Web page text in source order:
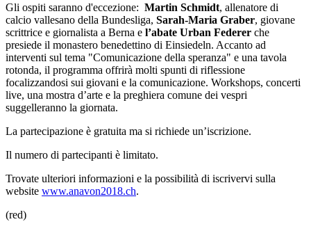
Gli ospiti saranno d'eccezione: Martin Schmidt, allenatore di
calcio vallesano della Bundesliga, Sarah-Maria Graber, giovane
scrittrice e giornalista a Berna e l’abate Urban Federer che
presiede il monastero benedettino di Einsiedeln. Accanto ad
interventi sul tema "Comunicazione della speranza" e una tavola
rotonda, il programma offrirà molti spunti di riflessione
focalizzandosi sui giovani e la comunicazione. Workshops, concerti
live, una mostra d’arte e la preghiera comune dei vespri
suggelleranno la giornata.
La partecipazione è gratuita ma si richiede un’iscrizione.
Il numero di partecipanti è limitato.
Trovate ulteriori informazioni e la possibilità di iscrivervi sulla
website www.anavon2018.ch.
(red)